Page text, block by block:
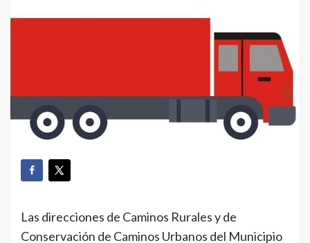
Las direcciones de Caminos Rurales y de
Conservación de Caminos Urbanos del Municipio